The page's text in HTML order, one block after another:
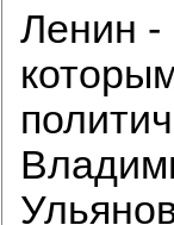
Ленин -